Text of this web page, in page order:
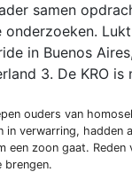
samen
in Buenos
3. De KRO
ouders van
verwarring, hadden
zoon gaat. Reden
brengen.